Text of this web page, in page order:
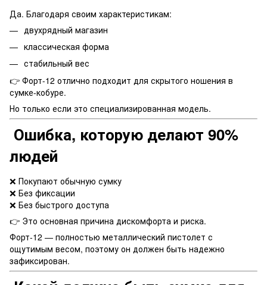
Да. Благодаря своим характеристикам:
двухрядный магазин
классическая форма
стабильный вес
👉 Форт-12 отлично подходит для скрытого ношения в
сумке-кобуре.
Но только если это специализированная модель.
Ошибка, которую делают 90%
людей
❌ Покупают обычную сумку
❌ Без фиксации
❌ Без быстрого доступа
👉 Это основная причина дискомфорта и риска.
Форт-12 — полностью металлический пистолет с
ощутимым весом, поэтому он должен быть надежно
зафиксирован.